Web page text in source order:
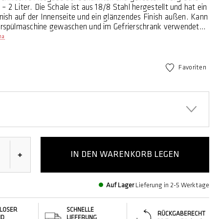
– 2 Liter. Die Schale ist aus 18/8 Stahl hergestellt und hat ein
auf der Innenseite und ein glänzendes Finish außen. Kann
gewaschen und im Gefrierschrank verwendet
in der Mikrowelle. 5 Jahre Garantie.
nach der Königin Margrethe II benannt. Auch in Plastik und
tollen Farben sowie in verschiedenen Größen
Rührschüssel aus Stahl passen. Es ist bisher noch
einen Deckel für die Margrethe-Rührschüsseln aus Edelstahl
Favoriten
+ IN DEN WARENKORB LEGEN
Auf Lager Lieferung in 2-5 Werktage
SCHNELLE
LIEFERUNG
RÜCKGABERECHT